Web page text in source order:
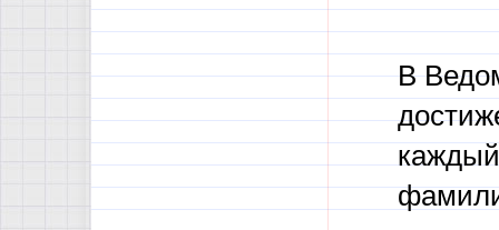
В